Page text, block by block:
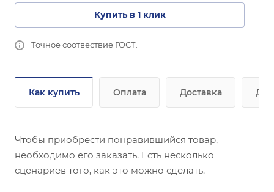
Купить в 1 клик
Точное соотвествие ГОСТ.
Как купить Оплата Доставка
Чтобы приобрести понравившийся товар,
необходимо его заказать. Есть несколько
сценариев того, как это можно сделать.